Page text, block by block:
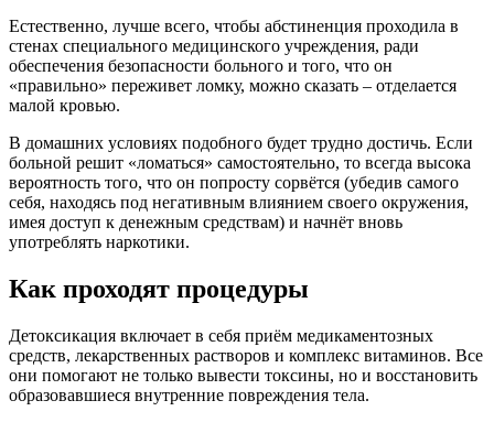
Естественно, лучше всего, чтобы абстиненция проходила в
стенах специального медицинского учреждения, ради
обеспечения безопасности больного и того, что он
«правильно» переживет ломку, можно сказать – отделается
малой кровью.
В домашних условиях подобного будет трудно достичь. Если
больной решит «ломаться» самостоятельно, то всегда высока
вероятность того, что он попросту сорвётся (убедив самого
себя, находясь под негативным влиянием своего окружения,
имея доступ к денежным средствам) и начнёт вновь
употреблять наркотики.
Как проходят процедуры
Детоксикация включает в себя приём медикаментозных
средств, лекарственных растворов и комплекс витаминов. Все
они помогают не только вывести токсины, но и восстановить
образовавшиеся внутренние повреждения тела.